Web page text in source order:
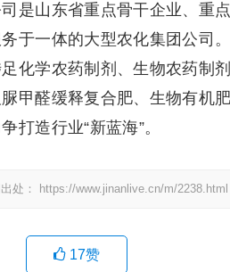
山东省重点骨干企业、重
于一体的大型农化集团公司
化学农药制剂、生物农药制
甲醛缓释复合肥、生物有机
打造行业“新蓝海”。
处： https://www.jinanlive.cn/m/2238.html
17赞